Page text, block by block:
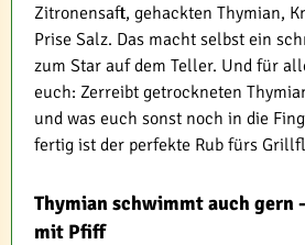
Zitronensaft, gehackten Thymian,
Prise Salz. Das macht selbst ein
zum Star auf dem Teller. Und für
euch: Zerreibt getrockneten
und was euch sonst noch in die
fertig ist der perfekte Rub fürs
Thymian schwimmt auch gern
mit Pfiff